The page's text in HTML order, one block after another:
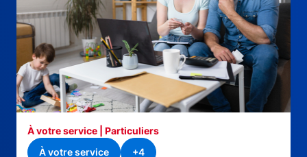
À votre service | Particuliers
À votre service
+4